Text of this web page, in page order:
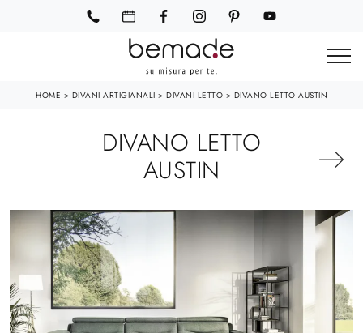
HOME > DIVANI ARTIGIANALI > DIVANI LETTO > DIVANO LETTO AUSTIN
DIVANO LETTO
AUSTIN